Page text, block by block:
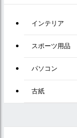
インテリア
スポーツ用品
パソコン
古紙